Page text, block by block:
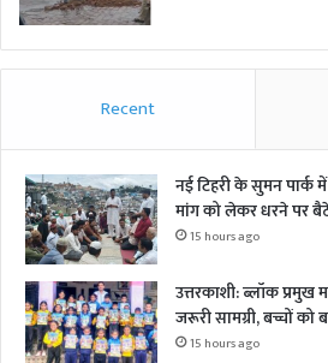
Recent
नई टिहरी के सुमन पार्क
मांग को लेकर धरने पर बैठे
15 hours ago
उत्तरकाशी: ब्लॉक प्रमुख
जरूरी सामग्री, बच्चों को
15 hours ago